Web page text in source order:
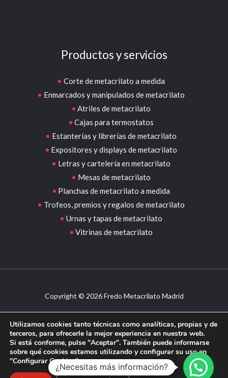
Productos y servicios
Corte de metacrilato a medida
Enmarcados y manipulados de metacrilato
Atriles de metacrilato
Cajas para termostatos
Estanterías y librerías de metacrilato
Expositores y displays de metacrilato
Letras y cartelería en metacrilato
Mesas de metacrilato
Planchas de metacrilato a medida
Trofeos, premios y regalos de metacrilato
Urnas y tapas de metacrilato
Vitrinas de metacrilato
Copyright © 2026 Fredo Metacrilato Madrid
Aviso legal–Política de privacidad–Política de cookies
Design bySismit
Utilizamos cookies tanto técnicas como analíticas, propias y de
terceros, para ofrecerle la mejor experiencia en nuestra web.
Si está conforme, pulse "Aceptar". También puede informarse
sobre qué cookies estamos utilizando y configurar su uso en
"Configurar Cookies".
¿Necesitas más información?